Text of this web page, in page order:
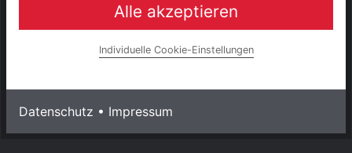
UNSERE MARKEN
Raleigh
e-bike manufaktur
Alle akzeptieren
Individuelle Cookie-Einstellungen
Datenschutz • Impressum